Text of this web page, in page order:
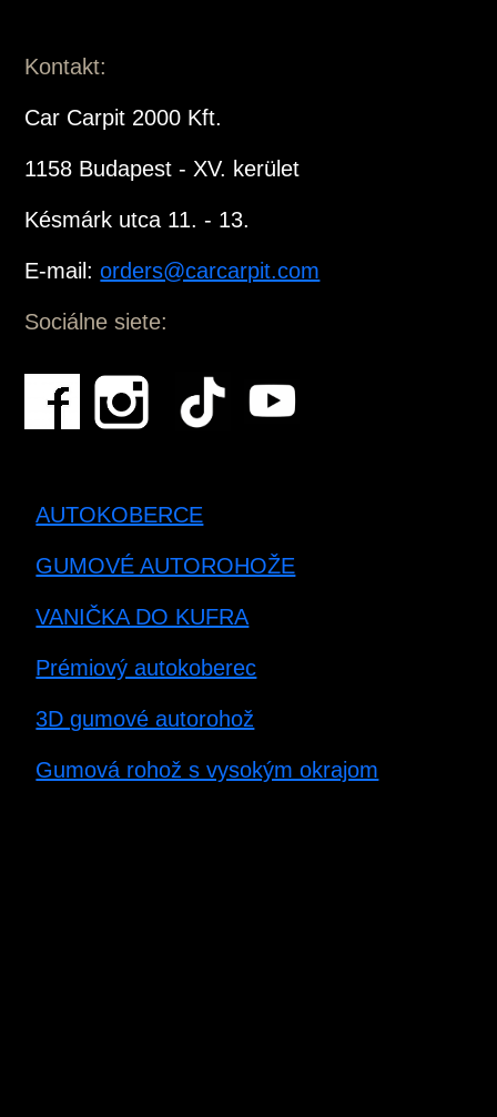
Kontakt:
Car Carpit 2000 Kft.
1158 Budapest - XV. kerület
Késmárk utca 11. - 13.
E-mail:orders@carcarpit.com
Sociálne siete:
AUTOKOBERCE
GUMOVÉ AUTOROHOŽE
VANIČKA DO KUFRA
Prémiový autokoberec
3D gumové autorohož
Gumová rohož s vysokým okrajom